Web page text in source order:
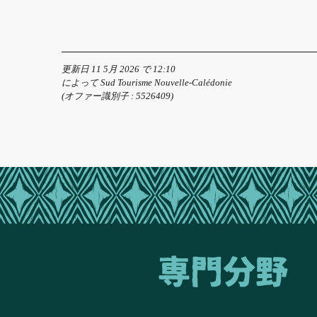
更新日 11 5月 2026 で 12:10
によって Sud Tourisme Nouvelle-Calédonie
(オファー識別子 : 5526409)
専門分野